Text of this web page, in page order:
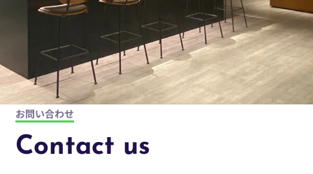
お問い合わせ
Contact us